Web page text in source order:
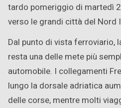
tardo pomeriggio di martedì
verso le grandi città del Nord
Dal punto di vista ferroviario,
resta una delle mete più
automobile. I collegamenti
lungo la dorsale adriatica
delle corse, mentre molti